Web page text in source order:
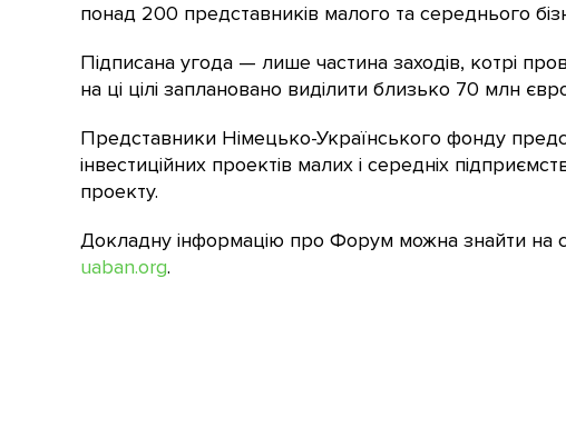
понад 200 представників малого та середнього
Підписана угода — лише частина заходів, котрі
на ці цілі заплановано виділити близько 70 млн
Представники Німецько-Українського фонду
інвестиційних проектів малих і середніх
проекту.
Докладну інформацію про Форум можна знайти на
uaban.org.